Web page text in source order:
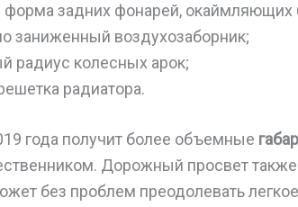
задних фонарей, окаймляющих
заниженный воздухозаборник;
радиус колесных арок;
радиатора.
года получит более объемные
Дорожный просвет также
без проблем преодолевать